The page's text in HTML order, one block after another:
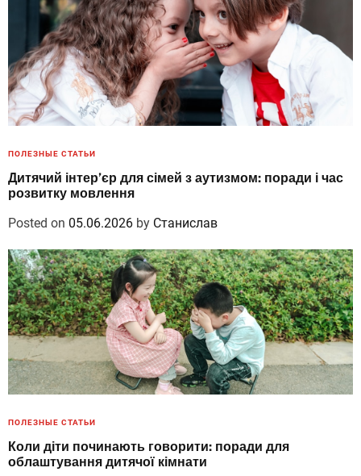
ПОЛЕЗНЫЕ СТАТЬИ
Дитячий інтер’єр для сімей з аутизмом: поради і час
розвитку мовлення
Posted on 05.06.2026 by Станислав
ПОЛЕЗНЫЕ СТАТЬИ
Коли діти починають говорити: поради для
облаштування дитячої кімнати